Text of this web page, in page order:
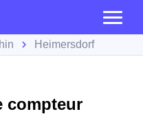
Heimersdorf